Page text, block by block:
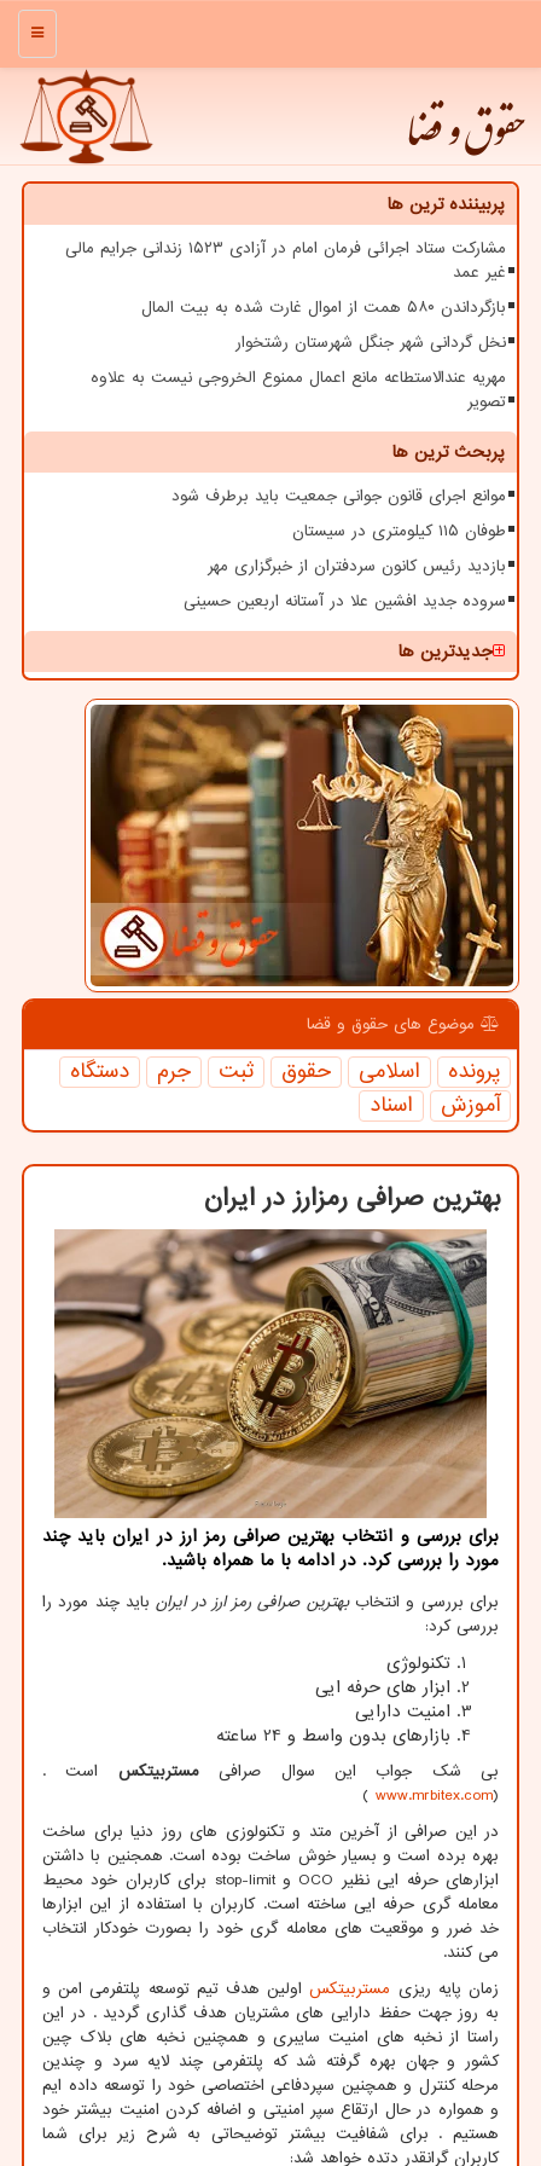
منو
حقوق و قضا
پربیننده ترین ها
مشارکت ستاد اجرائی فرمان امام در آزادی ۱۵۲۳ زندانی جرایم مالی
غیر عمد
بازگرداندن ۵۸۰ همت از اموال غارت شده به بیت المال
نخل گردانی شهر جنگل شهرستان رشتخوار
مهریه عندالاستطاعه مانع اعمال ممنوع الخروجی نیست به علاوه
تصویر
پربحث ترین ها
موانع اجرای قانون جوانی جمعیت باید برطرف شود
طوفان ۱۱۵ کیلومتری در سیستان
بازدید رئیس کانون سردفتران از خبرگزاری مهر
سروده جدید افشین علا در آستانه اربعین حسینی
جدیدترین ها
موضوع های حقوق و قضا
پرونده اسلامی حقوق ثبت جرم
دستگاه
آموزش
اسناد
بهترین صرافی رمزارز در ایران
برای بررسی و انتخاب بهترین صرافی رمز ارز در ایران باید چند
مورد را بررسی كرد. در ادامه با ما همراه باشید.
برای بررسی و انتخاببهترین صرافی رمز ارز در ایرانباید چند مورد را
بررسی کرد:
تکنولوژی
ابزار های حرفه ایی
امنیت دارایی
بازارهای بدون واسط و 24 ساعته
بی شک جواب این سوال صرافیمستربیتکس است .
(
www.mrbitex.com
)
در این صرافی از آخرین متد و تکنولوزی های روز دنیا برای ساخت
بهره برده است و بسیار خوش ساخت بوده است. همجنین با داشتن
ابزارهای حرفه ایی نظیر OCO وstop-limit برای کاربران خود محیط
معامله گری حرفه ایی ساخته است. کاربران با استفاده از این ابزارها
خد ضرر و موقعیت های معامله گری خود را بصورت خودکار انتخاب
می کنند.
زمان پایه ریزی مستربیتکساولین هدف تیم توسعه پلتفرمی امن و
به روز جهت حفظ دارایی های مشتریان هدف گذاری گردید . در این
راستا از نخبه های امنیت سایبری و همچنین نخبه های بلاک چین
کشور و جهان بهره گرفته شد که پلتفرمی چند لایه سرد و چندین
مرحله کنترل و همچنین سپردفاعی اختصاصی خود را توسعه داده ایم
و همواره در حال ارتقاع سپر امنیتی و اضافه کردن امنیت بیشتر خود
هستیم . برای شفافیت بیشتر توضیحاتی به شرح زیر برای شما
کاربران گرانقدر دتده خواهد شد: